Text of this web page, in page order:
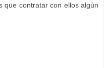
que contratar con ellos algún